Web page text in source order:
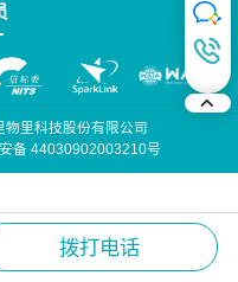
里科技股份有限公司
备 44030902003210号
拨打电话